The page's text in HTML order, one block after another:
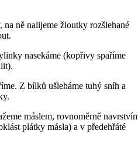
ně nalijeme žloutky rozšlehané
nasekáme (kopřivy spaříme
Z bílků ušleháme tuhý sníh a
máslem, rovnoměrně
plátky másla) a v předehřáté